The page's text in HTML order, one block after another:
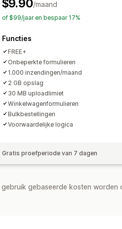
Dashboard
$9.90/maand
of $99/jaar en bespaar 17%
Functies
FREE+
Onbeperkte formulieren
1.000 inzendingen/maand
2 GB opslag
30 MB uploadlimiet
Winkelwagenformulieren
Bulkbestellingen
Voorwaardelijke logica
Gratis proefperiode van 7 dagen
gebaseerde kosten worden